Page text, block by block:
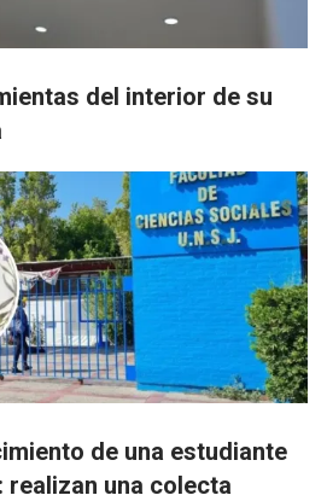
del interior de su
de una estudiante
realizan una colecta